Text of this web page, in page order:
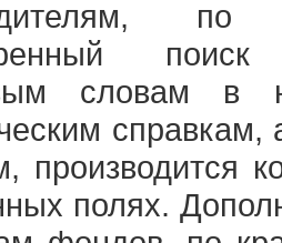
словам в
производится
полях.